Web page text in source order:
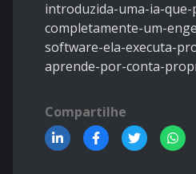
introduzida-uma-ia-
completamente-um-
software-ela-executa-
aprende-por-conta-
Compartilhe